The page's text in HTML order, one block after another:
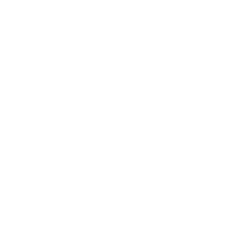
anzeigen
mit
wenn es zu
Ebenfalls müssen